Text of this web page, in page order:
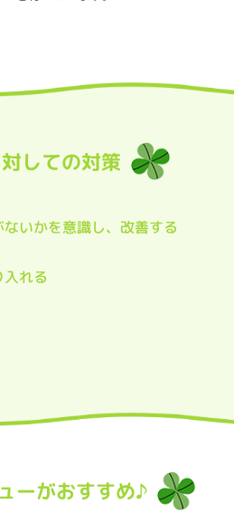
しての対策
いかを意識し、改善する
れる
ーがおすすめ♪